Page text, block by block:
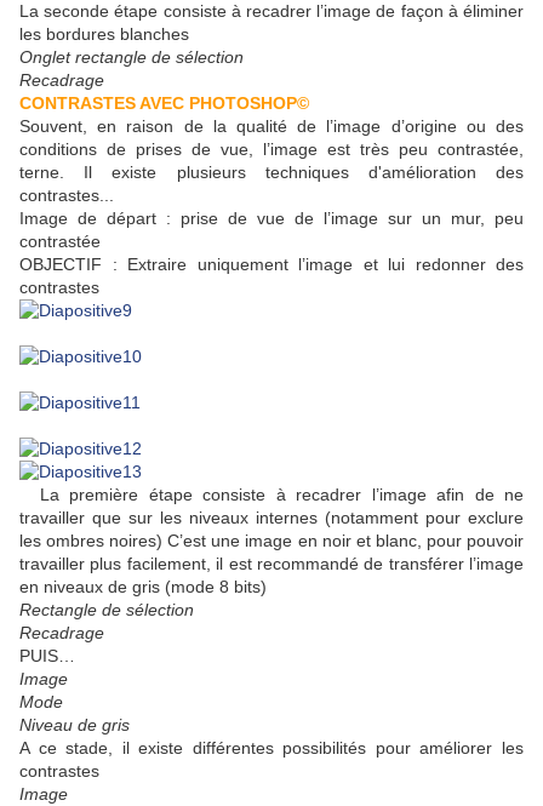
La seconde étape consiste à recadrer l’image de façon à éliminer
les bordures blanches
Onglet rectangle de sélection
Recadrage
CONTRASTES AVEC PHOTOSHOP©
Souvent, en raison de la qualité de l’image d’origine ou des
conditions de prises de vue, l’image est très peu contrastée,
terne. Il existe plusieurs techniques d'amélioration des
contrastes...
Image de départ : prise de vue de l’image sur un mur, peu
contrastée
OBJECTIF : Extraire uniquement l’image et lui redonner des
contrastes
La première étape consiste à recadrer l’image afin de ne
travailler que sur les niveaux internes (notamment pour exclure
les ombres noires) C’est une image en noir et blanc, pour pouvoir
travailler plus facilement, il est recommandé de transférer l’image
en niveaux de gris (mode 8 bits)
Rectangle de sélection
Recadrage
PUIS…
Image
Mode
Niveau de gris
A ce stade, il existe différentes possibilités pour améliorer les
contrastes
Image